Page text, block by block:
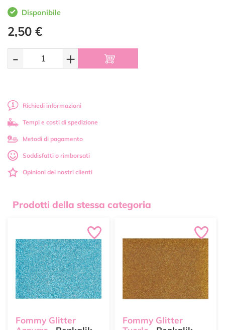
Disponibile
2,50 €
- +
Richiedi informazioni
Tempi e costi di spedizione
Metodi di pagamento
Soddisfatti o rimborsati
Opinioni dei nostri clienti
Prodotti della stessa categoria
Fommy Glitter
Fommy Glitter